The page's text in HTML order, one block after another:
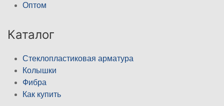
Оптом
Каталог
Стеклопластиковая арматура
Колышки
Фибра
Как купить